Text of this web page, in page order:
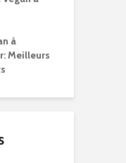
à
Meilleurs